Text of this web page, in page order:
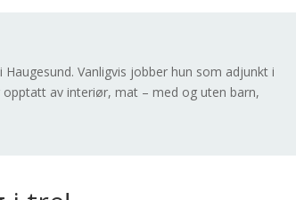
Vanligvis jobber hun som adjunkt i
av interiør, mat – med og uten barn,